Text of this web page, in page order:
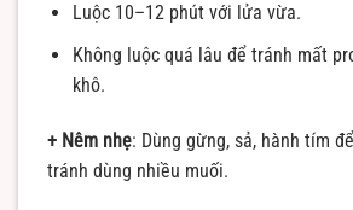
Luộc 10–12 phút với lửa vừa.
Không luộc quá lâu để tránh mất
khô.
+ Nêm nhẹ: Dùng gừng, sả, hành tím
tránh dùng nhiều muối.